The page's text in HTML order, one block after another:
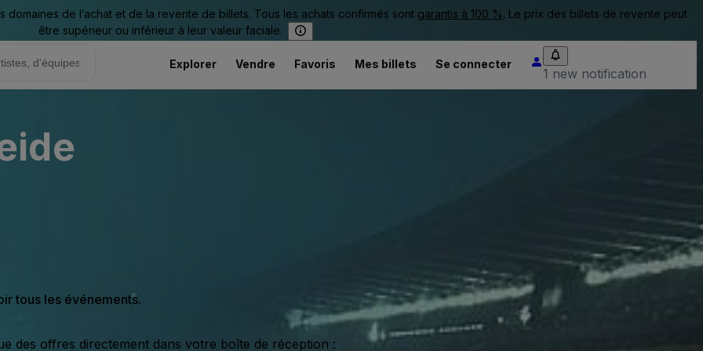
de l’achat et de la revente de billets. Tous les achats confirmés sont garantis à 100 %. Le prix des billets de revente peut
être supérieur ou inférieur à leur valeur faciale.
Explorer Vendre Favoris Mes billets Se connecter
1 new notification
tous les événements.
des offres directement dans votre boîte de réception :